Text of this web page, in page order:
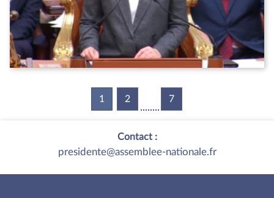
1 (current)
2 7
Contact :
presidente@assemblee-nationale.fr